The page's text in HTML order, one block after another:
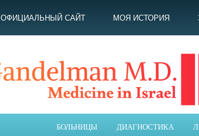
ОФИЦИАЛЬНЫЙ САЙТ МОЯ ИСТОРИЯ
БОЛЬНИЦЫ ДИАГНОСТИКА